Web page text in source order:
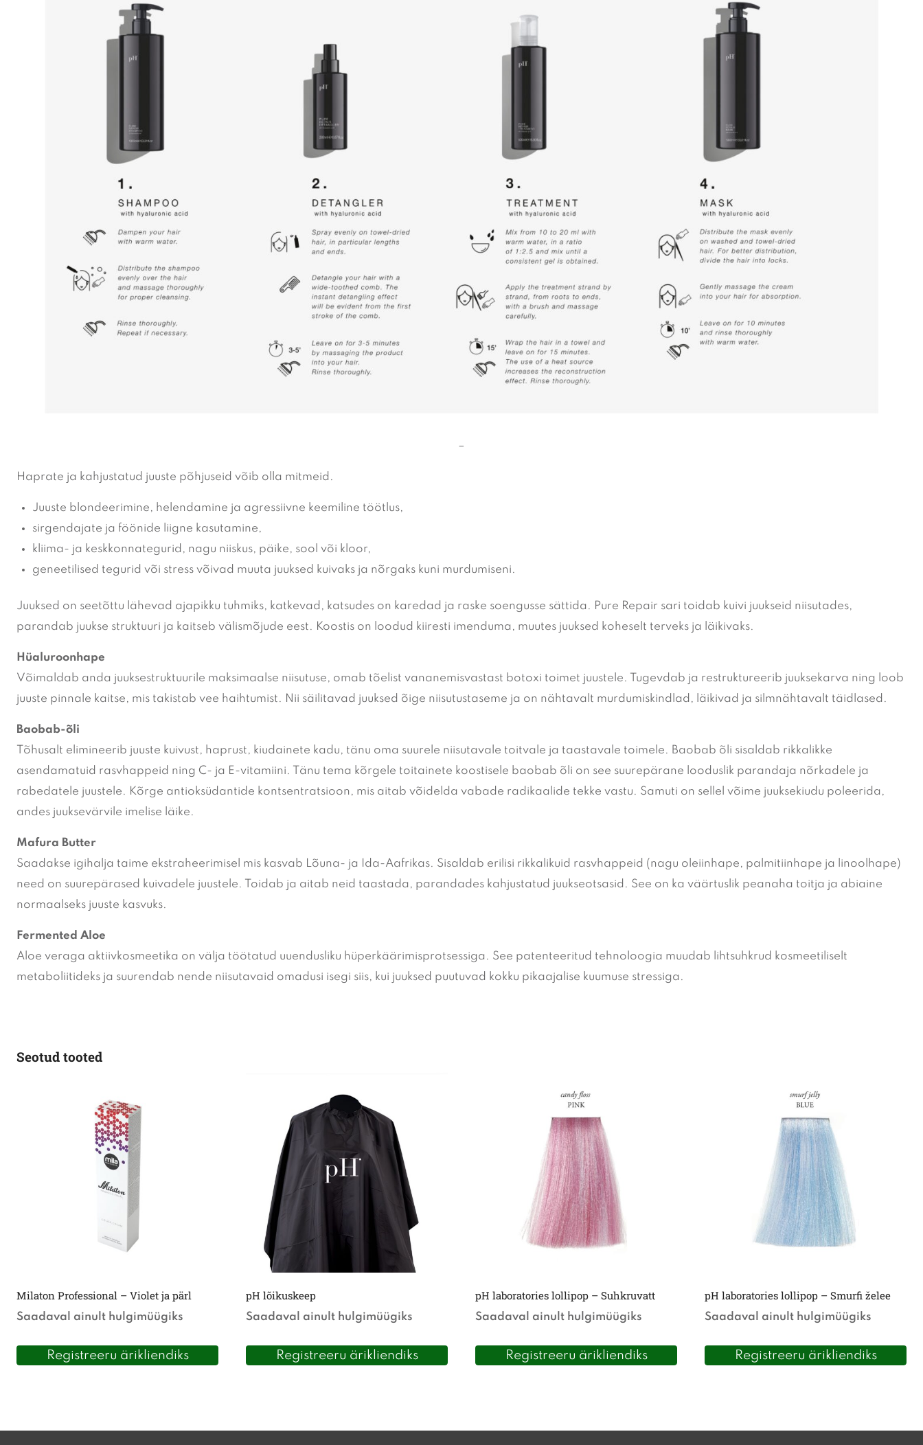
–
Haprate ja kahjustatud juuste põhjuseid võib olla mitmeid.
Juuste blondeerimine, helendamine ja agressiivne keemiline töötlus,
sirgendajate ja föönide liigne kasutamine,
kliima- ja keskkonnategurid, nagu niiskus, päike, sool või kloor,
geneetilised tegurid või stress võivad muuta juuksed kuivaks ja nõrgaks kuni murdumiseni.
Juuksed on seetõttu lähevad ajapikku tuhmiks, katkevad, katsudes on karedad ja raske soengusse sättida. Pure Repair sari toidab kuivi juukseid niisutades,
parandab juukse struktuuri ja kaitseb välismõjude eest. Koostis on loodud kiiresti imenduma, muutes juuksed koheselt terveks ja läikivaks.
Hüaluroonhape
Võimaldab anda juuksestruktuurile maksimaalse niisutuse, omab tõelist vananemisvastast botoxi toimet juustele. Tugevdab ja restruktureerib juuksekarva ning loob
juuste pinnale kaitse, mis takistab vee haihtumist. Nii säilitavad juuksed õige niisutustaseme ja on nähtavalt murdumiskindlad, läikivad ja silmnähtavalt täidlased.
Baobab-õli
Tõhusalt elimineerib juuste kuivust, haprust, kiudainete kadu, tänu oma suurele niisutavale toitvale ja taastavale toimele. Baobab õli sisaldab rikkalikke
asendamatuid rasvhappeid ning C- ja E-vitamiini. Tänu tema kõrgele toitainete koostisele baobab õli on see suurepärane looduslik parandaja nõrkadele ja
rabedatele juustele. Kõrge antioksüdantide kontsentratsioon, mis aitab võidelda vabade radikaalide tekke vastu. Samuti on sellel võime juuksekiudu poleerida,
andes juuksevärvile imelise läike.
Mafura Butter
Saadakse igihalja taime ekstraheerimisel mis kasvab Lõuna- ja Ida-Aafrikas. Sisaldab erilisi rikkalikuid rasvhappeid (nagu oleiinhape, palmitiinhape ja linoolhape)
need on suurepärased kuivadele juustele. Toidab ja aitab neid taastada, parandades kahjustatud juukseotsasid. See on ka väärtuslik peanaha toitja ja abiaine
normaalseks juuste kasvuks.
Fermented Aloe
Aloe veraga aktiivkosmeetika on välja töötatud uuendusliku hüperkäärimisprotsessiga. See patenteeritud tehnoloogia muudab lihtsuhkrud kosmeetiliselt
metaboliitideks ja suurendab nende niisutavaid omadusi isegi siis, kui juuksed puutuvad kokku pikaajalise kuumuse stressiga.
Seotud tooted
Milaton Professional – Violet ja pärl
Saadaval ainult hulgimüügiks
Registreeru ärikliendiks
pH lõikuskeep
Saadaval ainult hulgimüügiks
Registreeru ärikliendiks
pH laboratories lollipop – Suhkruvatt
Saadaval ainult hulgimüügiks
Registreeru ärikliendiks
pH laboratories lollipop – Smurfi želee
Saadaval ainult hulgimüügiks
Registreeru ärikliendiks